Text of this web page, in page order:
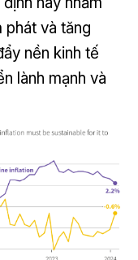
phát và tăng
nền kinh tế
lành mạnh và